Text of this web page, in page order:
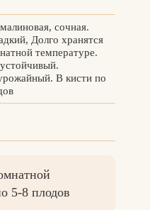
сочная.
Долго хранятся
температуре.
В кисти по
5-8 плодов